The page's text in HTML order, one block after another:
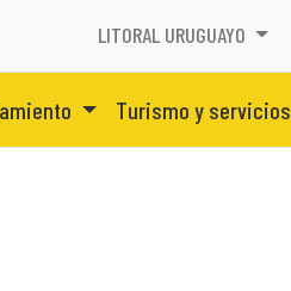
LITORAL URUGUAYO
Turismo y servicios